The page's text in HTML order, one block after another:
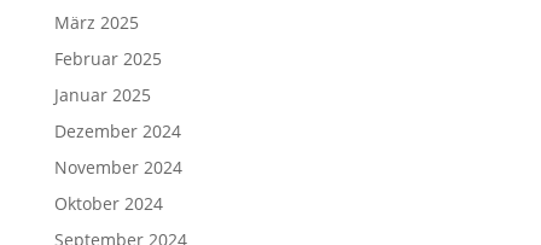
März 2025
Februar 2025
Januar 2025
Dezember 2024
November 2024
Oktober 2024
September 2024